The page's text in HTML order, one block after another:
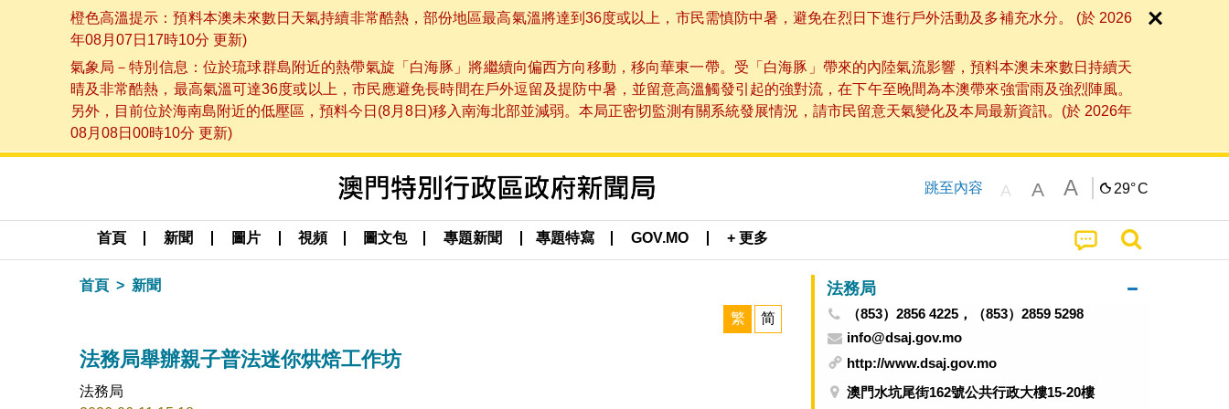
橙色高溫提示：預料本澳未來數日天氣持續非常酷熱，部份地區最高氣溫將達到36度或以上，市民需慎防中暑，避免在烈日下進行戶外活動及多補充水分。 (於 2026
年08月07日17時10分 更新)
氣象局－特別信息：位於琉球群島附近的熱帶氣旋「白海豚」將繼續向偏西方向移動，移向華東一帶。受「白海豚」帶來的內陸氣流影響，預料本澳未來數日持續天
晴及非常酷熱，最高氣溫可達36度或以上，市民應避免長時間在戶外逗留及提防中暑，並留意高溫觸發引起的強對流，在下午至晚間為本澳帶來強雷雨及強烈陣風。
另外，目前位於海南島附近的低壓區，預料今日(8月8日)移入南海北部並減弱。本局正密切監測有關系統發展情況，請市民留意天氣變化及本局最新資訊。(於 2026年
08月08日00時10分 更新)
跳至內容 A A A 29°C
首頁 新聞 圖片 視頻 圖文包 專題新聞 專題特寫 GOV.MO + 更多
首頁 新聞
繁 简
法務局舉辦親子普法迷你烘焙工作坊
法務局
法務局
（853）2856 4225，（853）2859 5298
info@dsaj.gov.mo
http://www.dsaj.gov.mo
澳門水坑尾街162號公共行政大樓15-20樓